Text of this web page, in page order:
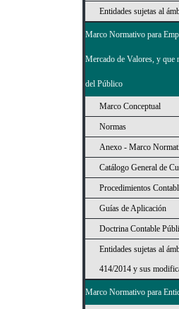
Entidades sujetas al
Marco Normativo para
Mercado de Valores, y
del Público
Marco Conceptual
Normas
Anexo - Marco
Catálogo General de
Procedimientos
Guías de Aplicación
Doctrina Contable
Entidades sujetas al
414/2014 y sus
Marco Normativo para